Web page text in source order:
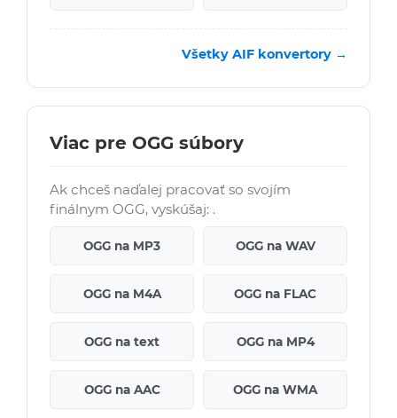
Všetky AIF konvertory →
Viac pre OGG súbory
Ak chceš naďalej pracovať so svojím
finálnym OGG, vyskúšaj: .
OGG na MP3 OGG na WAV
OGG na M4A OGG na FLAC
OGG na text OGG na MP4
OGG na AAC OGG na WMA